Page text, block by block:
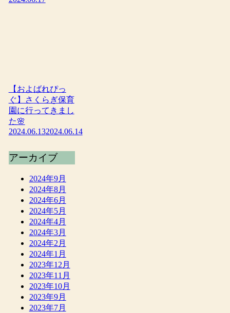
【およばれぴっ
ぐ】さくらぎ保育
園に行ってきまし
た🌸
2024.06.132024.06.14
アーカイブ
2024年9月
2024年8月
2024年6月
2024年5月
2024年4月
2024年3月
2024年2月
2024年1月
2023年12月
2023年11月
2023年10月
2023年9月
2023年7月